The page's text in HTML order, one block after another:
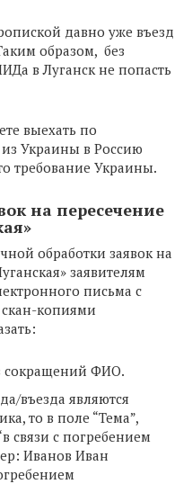
давно уже въезд
образом, без
в Луганск не попасть
выехать по
Украины в Россию
требование Украины.
на пересечение
обработки заявок на
заявителям
письма с
копиями
сокращений ФИО.
въезда являются
то в поле “Тема”,
связи с погребением
Иванов Иван